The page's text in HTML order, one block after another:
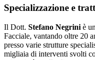
Specializzazione e
Il Dott. Stefano Negrini è
Facciale, vantando oltre 20
presso varie strutture
migliaia di interventi svolti